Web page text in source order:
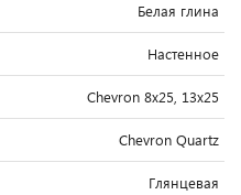
Белая глина
Настенное
Chevron 8x25, 13x25
Chevron Quartz
Глянцевая